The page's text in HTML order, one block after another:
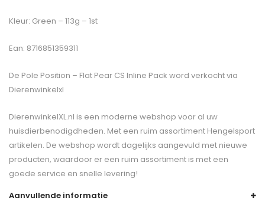
Kleur: Green – 113g – 1st
Ean: 8716851359311
De Pole Position – Flat Pear CS Inline Pack word verkocht via
Dierenwinkelxl
DierenwinkelXL.nl is een moderne webshop voor al uw
huisdierbenodigdheden. Met een ruim assortiment Hengelsport
artikelen. De webshop wordt dagelijks aangevuld met nieuwe
producten, waardoor er een ruim assortiment is met een
goede service en snelle levering!
Aanvullende informatie